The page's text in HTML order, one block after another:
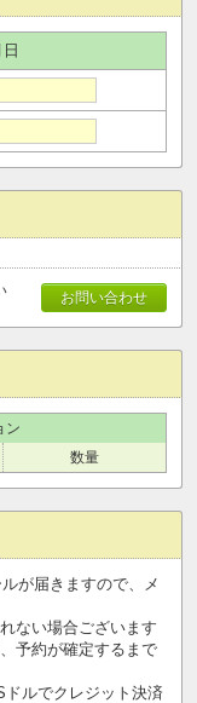
お問い合わせ
ン
数量
が届きますので、メ
ない場合ございます
予約が確定するまで
ルでクレジット決済